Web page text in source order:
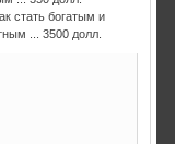
стать богатым и
... 3500 долл.